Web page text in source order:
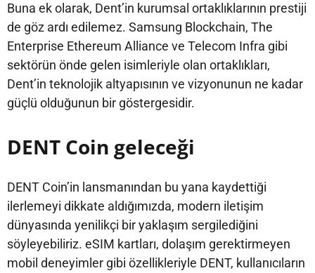
Buna ek olarak, Dent’in kurumsal ortaklıklarının prestiji
de göz ardı edilemez. Samsung Blockchain, The
Enterprise Ethereum Alliance ve Telecom Infra gibi
sektörün önde gelen isimleriyle olan ortaklıkları,
Dent’in teknolojik altyapısının ve vizyonunun ne kadar
güçlü olduğunun bir göstergesidir.
DENT Coin geleceği
DENT Coin’in lansmanından bu yana kaydettiği
ilerlemeyi dikkate aldığımızda, modern iletişim
dünyasında yenilikçi bir yaklaşım sergilediğini
söyleyebiliriz. eSIM kartları, dolaşım gerektirmeyen
mobil deneyimler gibi özellikleriyle DENT, kullanıcıların